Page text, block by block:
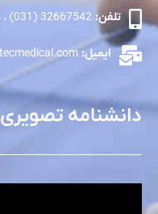
تلفن:
ایمیل:info@masstecmedical.com
دانشنامه تصویری